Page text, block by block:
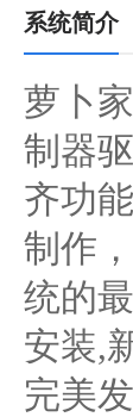
系统简介
萝卜
制器
齐功
制作
统的
安装,
完美